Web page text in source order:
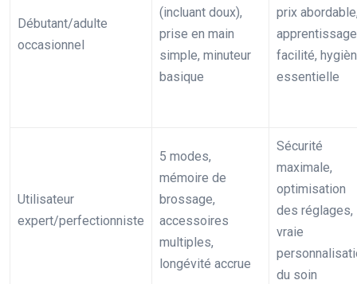
Débutant/adulte
occasionnel
(incluant doux),
prise en main
simple, minuteur
basique
prix
apprentissage
facilité,
essentielle
Utilisateur
expert/perfectionniste
5 modes,
mémoire de
brossage,
accessoires
multiples,
longévité accrue
Sécurité
maximale,
optimisation
des réglages,
vraie
du soin